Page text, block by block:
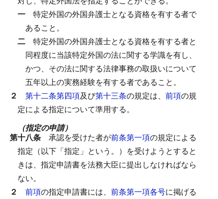
一 特定外国の外国弁護士となる資格を有する者で
あること。
二 特定外国の外国弁護士となる資格を有する者と
同程度に当該特定外国の法に関する学識を有し、
かつ、その法に関する法律事務の取扱いについて
五年以上の実務経験を有する者であること。
２ 第十二条第四項及び第十三条の規定は、 前項の規
定による指定について準用する。
（指定の申請）
第十八条 承認を受けた者が前条第一項の規定による
指定（以下「指定」という。）を受けようとすると
きは、指定申請書を法務大臣に提出しなければなら
ない。
２ 前項の指定申請書には、 前条第一項各号に掲げる